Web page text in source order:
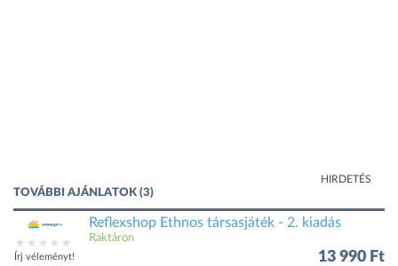
HIRDETÉS
TOVÁBBI AJÁNLATOK (3)
Írj véleményt!
Reflexshop Ethnos társasjáték - 2. kiadás
Raktáron
13 990 Ft